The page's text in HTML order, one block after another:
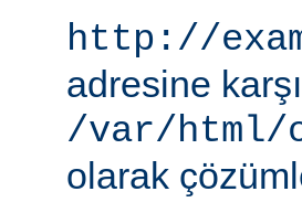
http://
adresine
/var/html/
olarak